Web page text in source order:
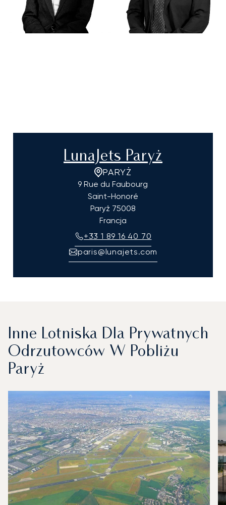
LunaJets Paryż
PARYŻ
9 Rue du Faubourg
Saint-Honoré
Paryż 75008
Francja
+33 1 89 16 40 70
paris@lunajets.com
Inne Lotniska Dla Prywatnych
Odrzutowców W Pobliżu
Paryż